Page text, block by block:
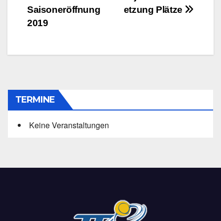
etzung Plätze
Saisoneröffnung
2019
TERMINE
Keine Veranstaltungen